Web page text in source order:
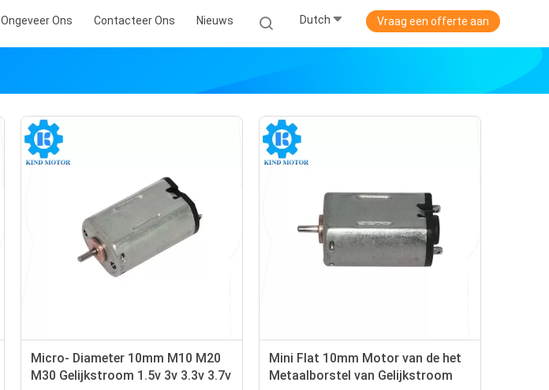
Ongeveer Ons Contacteer Ons Nieuws Dutch Vraag een offerte aan
Micro- Diameter 10mm M10 M20
M30 Gelijkstroom 1.5v 3v 3.3v 3.7v
Mini Flat 10mm Motor van de het
Metaalborstel van Gelijkstroom